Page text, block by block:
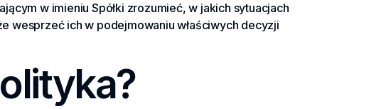
w imieniu Spółki zrozumieć, w jakich sytuacjach
wesprzeć ich w podejmowaniu właściwych decyzji